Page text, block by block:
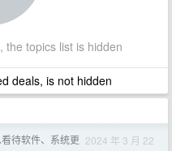
the topics list is hidden
deals, is not hidden
待软件、系统更 2024 年 3 月 22